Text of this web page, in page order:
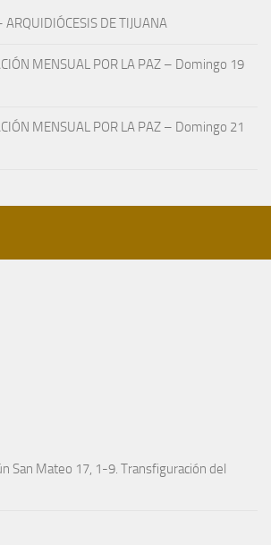
DE TIJUANA
MENSUAL POR LA PAZ – Domingo 19
MENSUAL POR LA PAZ – Domingo 21
San Mateo 17, 1-9. Transfiguración del